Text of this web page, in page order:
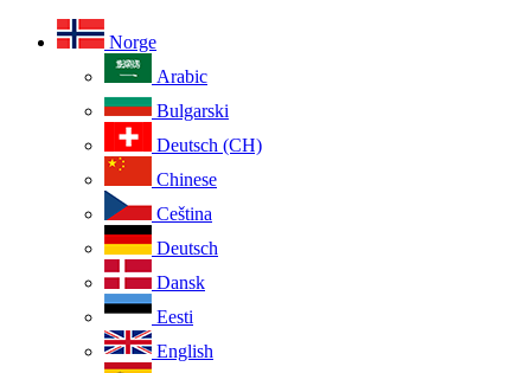
Norge
Arabic
Bulgarski
Deutsch (CH)
Chinese
Ceština
Deutsch
Dansk
Eesti
English